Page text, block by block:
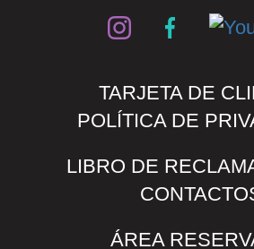
TARJETA DE
POLÍTICA DE
LIBRO DE
ÁREA